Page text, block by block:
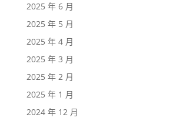
2025 年 6 月
2025 年 5 月
2025 年 4 月
2025 年 3 月
2025 年 2 月
2025 年 1 月
2024 年 12 月